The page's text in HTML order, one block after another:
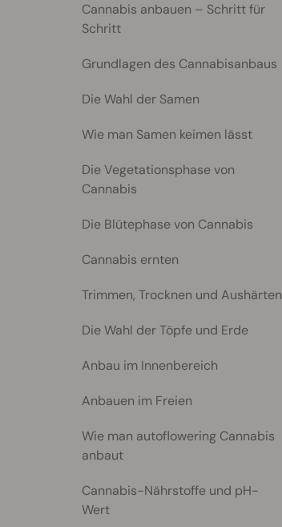
Cannabis anbauen – Schritt für
Schritt
Grundlagen des Cannabisanbaus
Die Wahl der Samen
Wie man Samen keimen lässt
Die Vegetationsphase von
Cannabis
Die Blütephase von Cannabis
Cannabis ernten
Trimmen, Trocknen und Aushärten
Die Wahl der Töpfe und Erde
Anbau im Innenbereich
Anbauen im Freien
Wie man autoflowering Cannabis
anbaut
Cannabis-Nährstoffe und pH-
Wert